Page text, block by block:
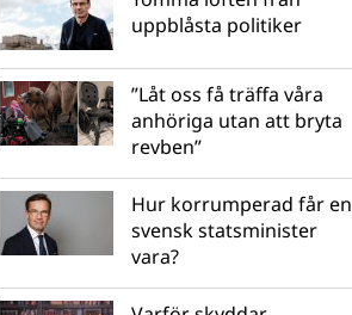
uppblåsta politiker
”Låt oss få träffa våra
anhöriga utan att bryta
revben”
Hur korrumperad får en
svensk statsminister
vara?